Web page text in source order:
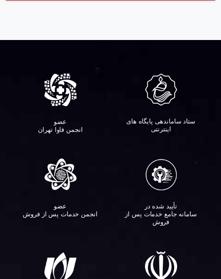
ستاد ساماندهی پایگاه های
اینترنتی
عضو
انجمن فاوا تهران
تأیید شده در
سامانه جامع خدمات پس از
فروش
عضو
انجمن خدمات پس از فروش